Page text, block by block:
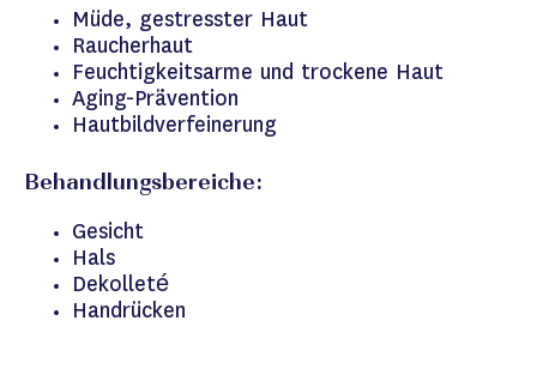
Müde, gestresster Haut
Raucherhaut
Feuchtigkeitsarme und trockene Haut
Aging-Prävention
Hautbildverfeinerung
Behandlungsbereiche:
Gesicht
Hals
Dekolleté
Handrücken